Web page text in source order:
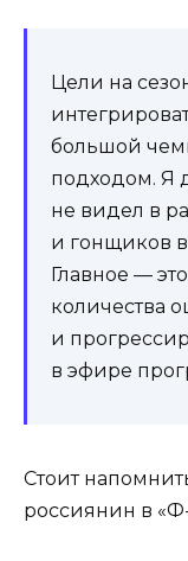
Цели на
большой
подходом. Я
не видел в
и гонщиков
Главное —
количества
и
в эфире
Стоит
россиянин в «Ф-